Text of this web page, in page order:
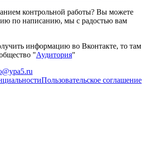
контрольной работы? Вы можете
по написанию, мы с радостью вам
информацию во Вконтакте, то там
"Аудитория"
Пользовательское соглашение